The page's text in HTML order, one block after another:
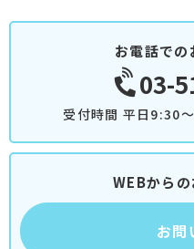
お電話での
03-
受付時間 平日9:30
WEBから
お問